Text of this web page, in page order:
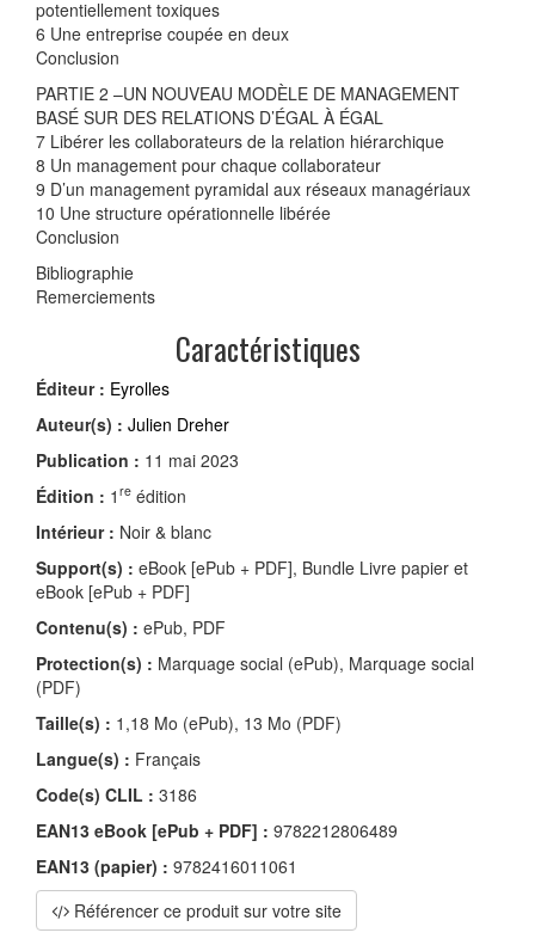
potentiellement toxiques
6 Une entreprise coupée en deux
Conclusion
PARTIE 2 –UN NOUVEAU MODÈLE DE MANAGEMENT
BASÉ SUR DES RELATIONS D’ÉGAL À ÉGAL
7 Libérer les collaborateurs de la relation hiérarchique
8 Un management pour chaque collaborateur
9 D’un management pyramidal aux réseaux managériaux
10 Une structure opérationnelle libérée
Conclusion
Bibliographie
Remerciements
Caractéristiques
Éditeur : Eyrolles
Auteur(s) : Julien Dreher
Publication : 11 mai 2023
Édition : 1 re édition
Intérieur : Noir & blanc
Support(s) : eBook [ePub + PDF], Bundle Livre papier et
eBook [ePub + PDF]
Contenu(s) : ePub, PDF
Protection(s) : Marquage social (ePub), Marquage social
(PDF)
Taille(s) : 1,18 Mo (ePub), 13 Mo (PDF)
Langue(s) : Français
Code(s) CLIL : 3186
EAN13 eBook [ePub + PDF] : 9782212806489
EAN13 (papier) : 9782416011061
Référencer ce produit sur votre site